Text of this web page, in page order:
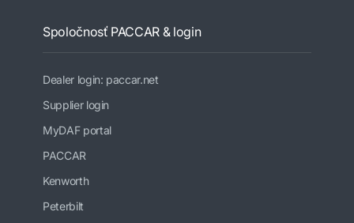
Spoločnosť PACCAR & login
Dealer login: paccar.net
Supplier login
MyDAF portal
PACCAR
Kenworth
Peterbilt